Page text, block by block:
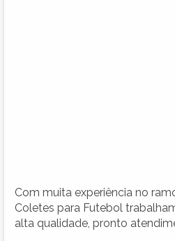
Com muita experiência no
Coletes para Futebol
alta qualidade, pronto